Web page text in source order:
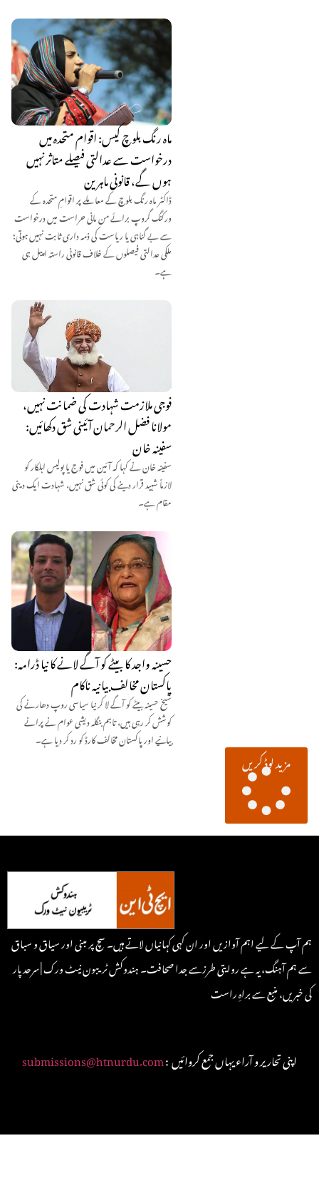
ماہ رنگ بلوچ کیس: اقوام متحدہ میں
درخواست سے عدالتی فیصلے متاثر نہیں
ہوں گے، قانونی ماہرین
ڈاکٹر ماہ رنگ بلوچ کے معاملے پر اقوامِ متحدہ کے
ورکنگ گروپ برائے من مانی حراست میں درخواست
سے بے گناہی یا ریاست کی ذمہ داری ثابت نہیں ہوتی؛
ملکی عدالتی فیصلوں کے خلاف قانونی راستہ اپیل ہی
ہے۔
فوجی ملازمت شہادت کی ضمانت نہیں،
مولانا فضل الرحمان آئینی شق دکھائیں:
سفینہ خان
سفینہ خان نے کہا کہ آئین میں فوج یا پولیس اہلکار کو
لازماً شہید قرار دینے کی کوئی شق نہیں، شہادت ایک دینی
مقام ہے۔
حسینہ واجد کا بیٹے کو آگے لانے کا نیا ڈرامہ:
پاکستان مخالف بیانیہ ناکام
شیخ حسینہ بیٹے کو آگے لا کر نیا سیاسی روپ دھارنے کی
کوشش کر رہی ہیں، تاہم بنگلہ دیشی عوام نے پرانے
بیانیے اور پاکستان مخالف کارڈ کو رد کر دیا ہے۔
مزید لوڈ کریں
ہم آپ کے لیے اہم آوازیں اور ان کہی کہانیاں لاتے ہیں۔ سچ پر مبنی اور سیاق و سباق
سے ہم آہنگ، یہ ہے روایتی طرزسے جدا صحافت۔ ہندوکش ٹریبون نیٹ ورک | سرحد پار
کی خبریں، منبع سے براہِ راست
submissions@htnurdu.com : اپنی تحاریر و آراء یہاں جمع کروائیں